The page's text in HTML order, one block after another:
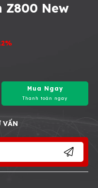
Z800 New
Mua Ngay
Thanh toán ngay
VẤN